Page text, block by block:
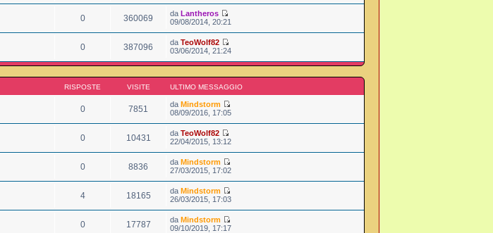
0 360069 daLantheros
09/08/2014, 20:21
0 387096 daTeoWolf82
03/06/2014, 21:24
RISPOSTE VISITE ULTIMO MESSAGGIO
0 7851 daMindstorm
08/09/2016, 17:05
0 10431 daTeoWolf82
22/04/2015, 13:12
0 8836 daMindstorm
27/03/2015, 17:02
4 18165 daMindstorm
26/03/2015, 17:03
0 17787 daMindstorm
09/10/2019, 17:17